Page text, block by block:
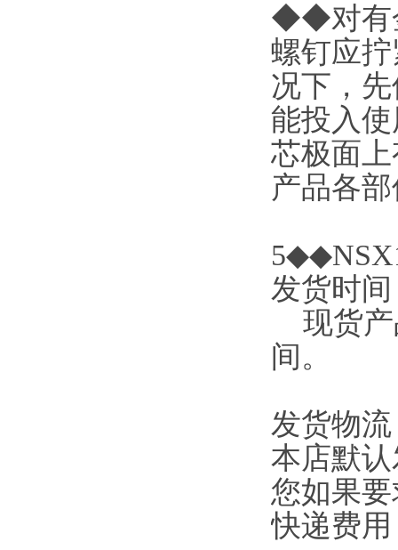
◆◆对有
螺钉应
况下，
能投入
芯极面
产品各
发货时间
现货产
间。
发货物流
本店默
您如果
快递费用